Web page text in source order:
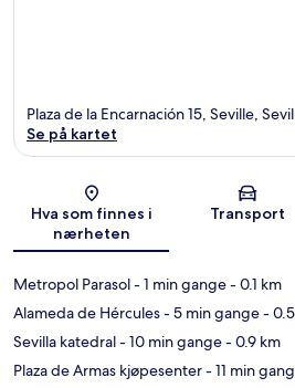
Kart
Plaza de la Encarnación 15, Seville,
Se på kartet
Hva som finnes i
nærheten
Transport
Metropol Parasol- 1 min gange- 0.1 km
Alameda de Hércules- 5 min gange-
Sevilla katedral- 10 min gange- 0.9 km
Plaza de Armas kjøpesenter- 11 min